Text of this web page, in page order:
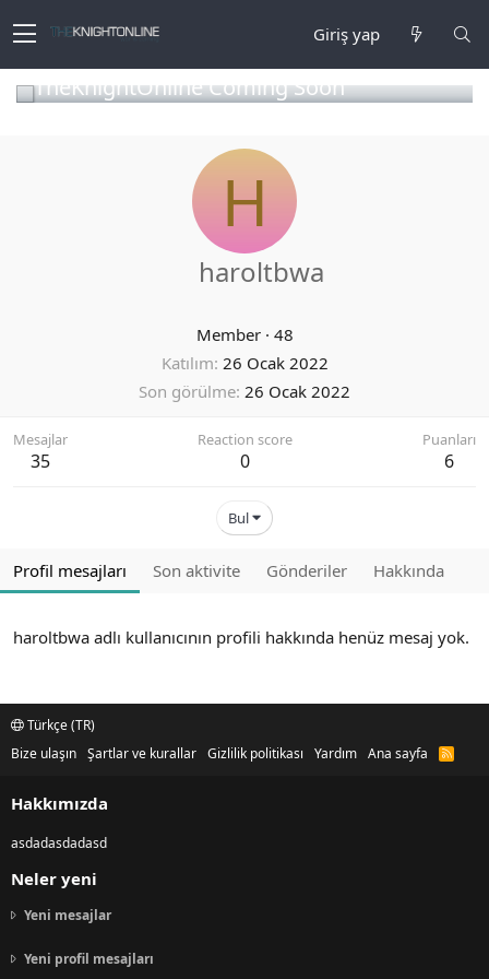
Giriş yap
TheKnightOnline Coming Soon
H
haroltbwa
Member · 48
Katılım 26 Ocak 2022
Son görülme 26 Ocak 2022
Mesajlar
35
Reaction score
0
Puanları
6
Bul
Profil mesajları Son aktivite Gönderiler Hakkında
haroltbwa adlı kullanıcının profili hakkında henüz mesaj yok.
Türkçe (TR)
Bize ulaşın Şartlar ve kurallar Gizlilik politikası Yardım Ana sayfa
R
Hakkımızda
asdadasdadasd
Neler yeni
Yeni mesajlar
Yeni profil mesajları